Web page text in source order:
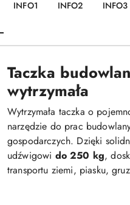
INFO1 INFO2 INFO3
Taczka
wytrzymała
Wytrzymała taczka o
narzędzie do prac
gospodarczych. Dzięki
udźwigowi do 250 kg,
transportu ziemi, piasku,